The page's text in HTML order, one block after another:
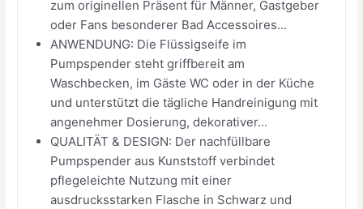
zum originellen Präsent für Männer, Gastgeber
oder Fans besonderer Bad Accessoires...
ANWENDUNG: Die Flüssigseife im
Pumpspender steht griffbereit am
Waschbecken, im Gäste WC oder in der Küche
und unterstützt die tägliche Handreinigung mit
angenehmer Dosierung, dekorativer...
QUALITÄT & DESIGN: Der nachfüllbare
Pumpspender aus Kunststoff verbindet
pflegeleichte Nutzung mit einer
ausdrucksstarken Flasche in Schwarz und